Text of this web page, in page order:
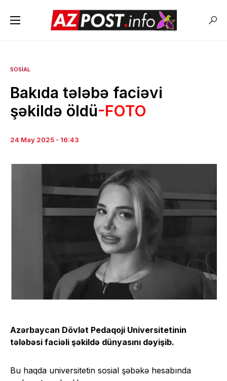
SOSIAL
Bakıda tələbə faciəvi
şəkildə öldü-FOTO
24 May 2025 - 16:43
Azərbaycan Dövlət Pedaqoji Universitetinin
tələbəsi faciəli şəkildə dünyasını dəyişib.
Bu haqda universitetin sosial şəbəkə hesabında